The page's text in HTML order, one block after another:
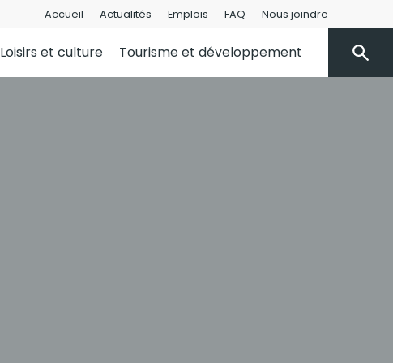
Accueil Actualités Emplois FAQ Nous joindre
Loisirs et culture Tourisme et développement